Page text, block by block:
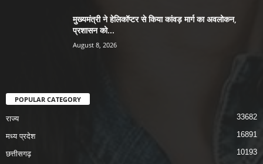
मुख्यमंत्री ने हेलिकॉप्टर से किया कांवड़ मार्ग का अवलोकन,
प्रशासन को...
August 8, 2026
POPULAR CATEGORY
राज्य 33682
मध्य प्रदेश 16891
छत्तीसगढ़ 10193